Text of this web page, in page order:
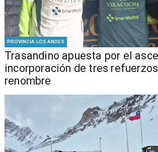
PROVINCIA LOS ANDES
Trasandino apuesta por el
incorporación de tres
renombre